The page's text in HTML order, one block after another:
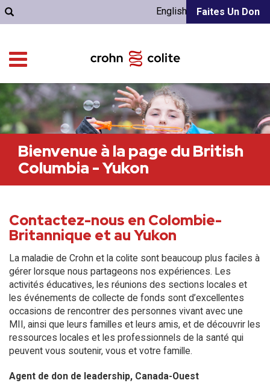
Faites Un Don
English
Bienvenue à la page du British
Columbia - Yukon
Contactez-nous en Colombie-
Britannique et au Yukon
La maladie de Crohn et la colite sont beaucoup plus faciles à
gérer lorsque nous partageons nos expériences. Les
activités éducatives, les réunions des sections locales et
les événements de collecte de fonds sont d’excellentes
occasions de rencontrer des personnes vivant avec une
MII, ainsi que leurs familles et leurs amis, et de découvrir les
ressources locales et les professionnels de la santé qui
peuvent vous soutenir, vous et votre famille.
Agent de don de leadership, Canada-Ouest